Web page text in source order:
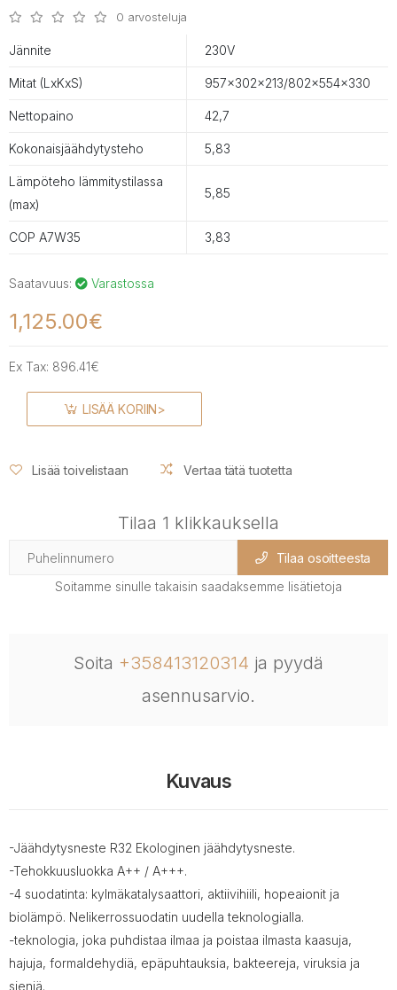
0 arvosteluja
Jännite 230V
Mitat (LxKxS) 957x302x213/802x554x330
Nettopaino 42,7
Kokonaisjäähdytysteho 5,83
Lämpöteho lämmitystilassa
(max)
5,85
COP A7W35 3,83
Saatavuus: Varastossa
1,125.00€
Ex Tax: 896.41€
LISÄÄ KORIIN>
Lisää toivelistaan Vertaa tätä tuotetta
Tilaa 1 klikkauksella
Tilaa osoitteesta
Soitamme sinulle takaisin saadaksemme lisätietoja
Soita +358413120314 ja pyydä
asennusarvio.
Kuvaus
-Jäähdytysneste R32 Ekologinen jäähdytysneste.
-Tehokkuusluokka A++ / A+++.
-4 suodatinta: kylmäkatalysaattori, aktiivihiili, hopeaionit ja
biolämpö. Nelikerrossuodatin uudella teknologialla.
-teknologia, joka puhdistaa ilmaa ja poistaa ilmasta kaasuja,
hajuja, formaldehydiä, epäpuhtauksia, bakteereja, viruksia ja
sieniä.